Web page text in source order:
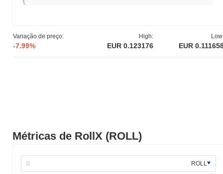
Métricas de RollX (ROLL)
ROLL
Variação de preço:
-7.99%
High:
EUR 0.123176 EUR
Qual é a capitalização de mercado atual de RollX?
€17,519,330.00
, classificando-o em #578 globalmente por
tamanho de mercado. Este valor é calculado com base em sua